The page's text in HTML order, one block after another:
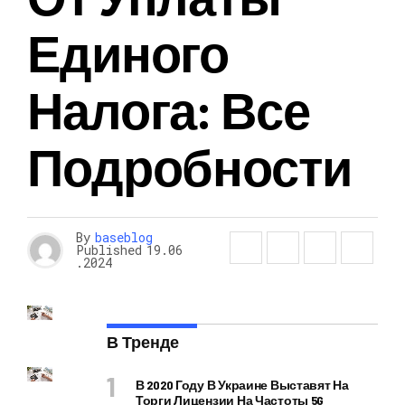
Единого
Налога: Все
Подробности
By baseblog
Published 19.06
.2024
В Тренде
В 2020 Году В Украине Выставят На
Торги Лицензии На Частоты 5G